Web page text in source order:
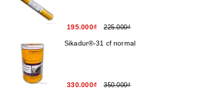
195.000₫ 225.000₫
Sikadur®-31 cf normal
330.000₫ 350.000₫